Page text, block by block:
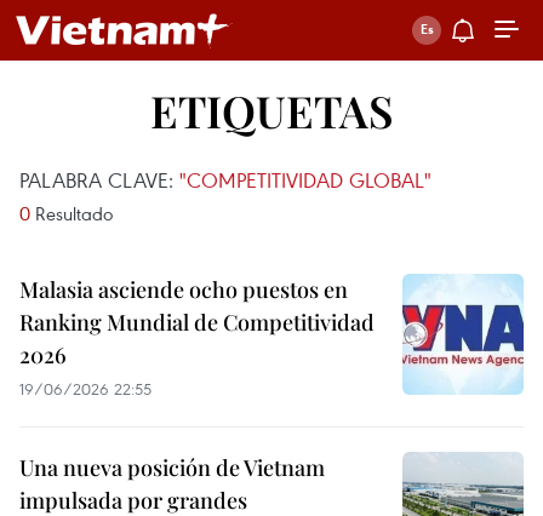
ETIQUETAS
PALABRA CLAVE: "COMPETITIVIDAD GLOBAL"
0 Resultado
Malasia asciende ocho puestos en
Ranking Mundial de Competitividad
2026
19/06/2026 22:55
Una nueva posición de Vietnam
impulsada por grandes